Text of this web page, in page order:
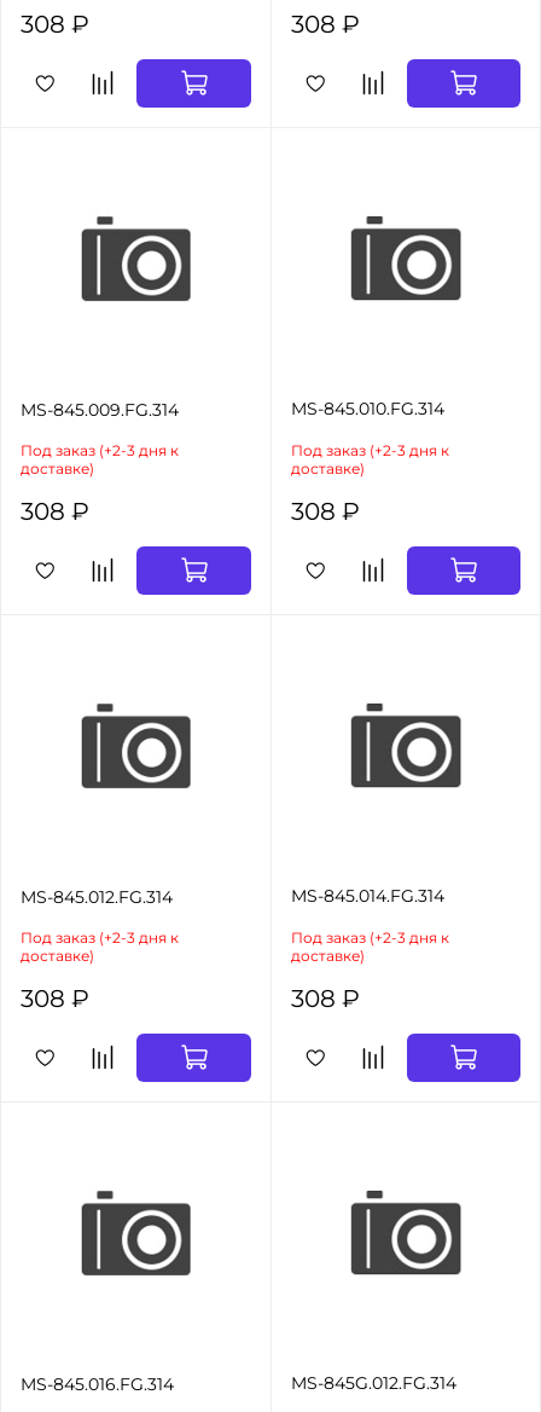
308 ₽ 308 ₽
MS-845.009.FG.314
Под заказ (+2-3 дня к
доставке)
308 ₽
MS-845.010.FG.314
Под заказ (+2-3 дня к
доставке)
308 ₽
MS-845.012.FG.314
Под заказ (+2-3 дня к
доставке)
308 ₽
MS-845.014.FG.314
Под заказ (+2-3 дня к
доставке)
308 ₽
MS-845.016.FG.314 MS-845G.012.FG.314